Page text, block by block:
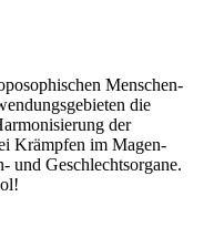
Menschen-
die
der
Krämpfen im Magen-
und Geschlechtsorgane.